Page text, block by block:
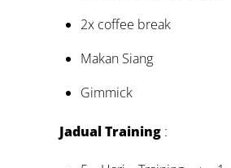
2x coffee break
Makan Siang
Gimmick
Jadual Training :